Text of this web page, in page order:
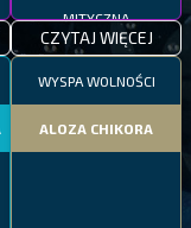
MITYCZNA
CZYTAJ WIĘCEJ
WYSPA WOLNOŚCI
ALOZA CHIKORA